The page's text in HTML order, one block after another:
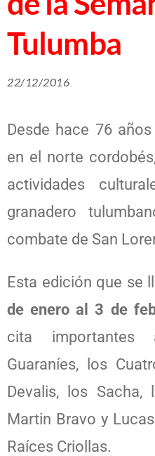
Tulumba
22/12/2016
Desde hace 76
en el norte
actividades
granadero
combate de San
Esta edición que se
de enero al 3 de
cita importantes
Guaraníes, los
Devalis, los Sacha,
Martin Bravo y
Raíces Criollas.